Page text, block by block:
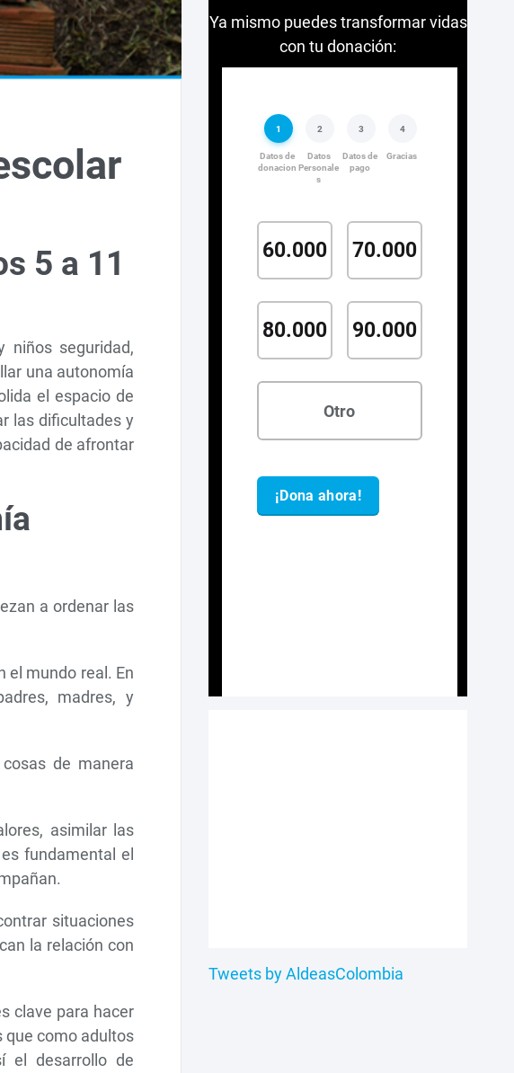
5 a 11
niños seguridad,
una autonomía
el espacio de
las dificultades y
de afrontar
a ordenar las
el mundo real. En
madres, y
de manera
asimilar las
fundamental el
situaciones
la relación con
clave para hacer
que como adultos
el desarrollo de
Ya mismo puedes transformar vidas
con tu donación:
Tweets by AldeasColombia